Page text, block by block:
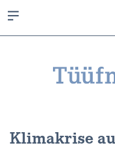
Klimakrise